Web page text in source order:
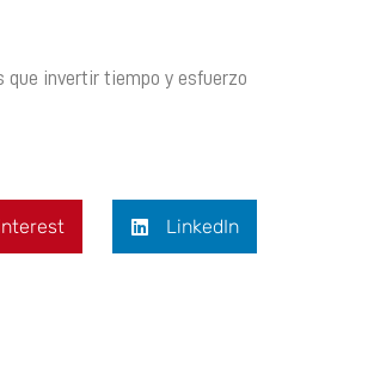
que invertir tiempo y esfuerzo
LinkedIn